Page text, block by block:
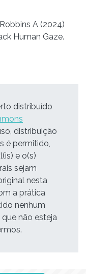
A (2024)
Human Gaze.
distribuído
distribuição
é permitido,
e o(s)
sejam
nesta
a prática
nenhum
não esteja